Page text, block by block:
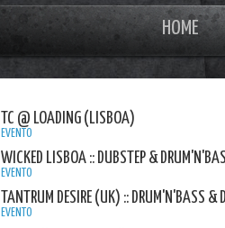
HOME
TC @ LOADING (LISBOA)
EVENTO
WICKED LISBOA :: DUBSTEP &
EVENTO
TANTRUM DESIRE (UK) :: DRUM'N'BASS &
EVENTO